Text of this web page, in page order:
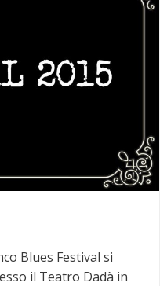
Blues Festival si
il Teatro Dadà in